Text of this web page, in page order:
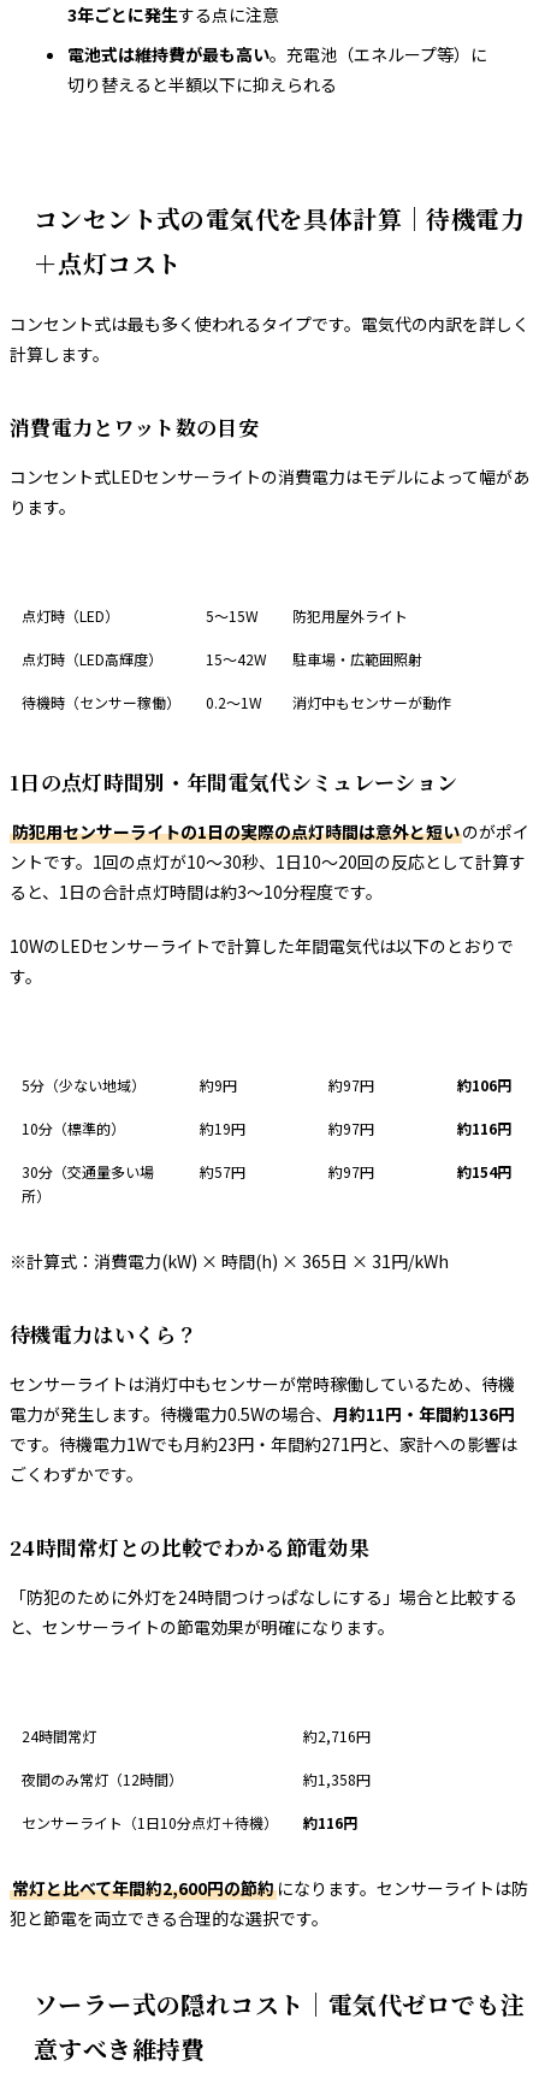
3年ごとに発生する点に注意
電池式は維持費が最も高い。充電池（エネループ等）に
切り替えると半額以下に抑えられる
コンセント式の電気代を具体計算｜待機電力
＋点灯コスト
コンセント式は最も多く使われるタイプです。電気代の内訳を詳しく
計算します。
消費電力とワット数の目安
コンセント式LEDセンサーライトの消費電力はモデルによって幅があ
ります。
点灯時（LED） 5〜15W 防犯用屋外ライト
点灯時（LED高輝度） 15〜42W 駐車場・広範囲照射
待機時（センサー稼働） 0.2〜1W 消灯中もセンサーが動作
1日の点灯時間別・年間電気代シミュレーション
防犯用センサーライトの1日の実際の点灯時間は意外と短いのがポイ
ントです。1回の点灯が10〜30秒、1日10〜20回の反応として計算す
ると、1日の合計点灯時間は約3〜10分程度です。
10WのLEDセンサーライトで計算した年間電気代は以下のとおりで
す。
5分（少ない地域） 約9円 約97円 約106円
10分（標準的） 約19円 約97円 約116円
30分（交通量多い場
所）
約57円 約97円 約154円
※計算式：消費電力(kW) × 時間(h) × 365日 × 31円/kWh
待機電力はいくら？
センサーライトは消灯中もセンサーが常時稼働しているため、待機
電力が発生します。待機電力0.5Wの場合、 月約11円・年間約136円
です。待機電力1Wでも月約23円・年間約271円と、家計への影響は
ごくわずかです。
24時間常灯との比較でわかる節電効果
「防犯のために外灯を24時間つけっぱなしにする」場合と比較する
と、センサーライトの節電効果が明確になります。
24時間常灯 約2,716円
夜間のみ常灯（12時間） 約1,358円
センサーライト（1日10分点灯＋待機） 約116円
常灯と比べて年間約2,600円の節約 になります。センサーライトは防
犯と節電を両立できる合理的な選択です。
ソーラー式の隠れコスト｜電気代ゼロでも注
意すべき維持費